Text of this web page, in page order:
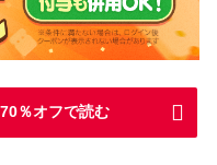
％オフで読む